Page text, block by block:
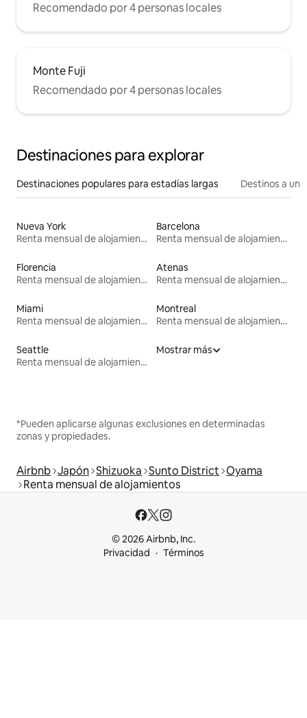
Recomendado por 4 personas locales
Monte Fuji
Recomendado por 4 personas locales
Destinaciones para explorar
Destinaciones populares para estadías largas Destinos a un
Nueva York
Renta mensual de alojamientos
Barcelona
Renta mensual de alojamientos
Florencia
Renta mensual de alojamientos
Atenas
Renta mensual de alojamientos
Miami
Renta mensual de alojamientos
Montreal
Renta mensual de alojamientos
Seattle
Renta mensual de alojamientos
Mostrar más
*Pueden aplicarse algunas exclusiones en determinadas
zonas y propiedades.
Airbnb Japón Shizuoka Sunto District Oyama
Renta mensual de alojamientos
© 2026 Airbnb, Inc.
Privacidad
Términos